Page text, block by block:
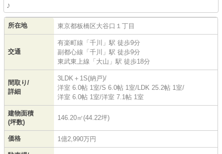
♪
所在地 東京都板橋区大谷口 １丁目
交通
有楽町線 「千川 」駅 徒歩9分
副都心線 「千川 」駅 徒歩9分
東武東上線 「大山 」駅 徒歩18分
間取り/
詳細
3LDK＋1S(納戸)/
洋室 6.0帖 1室/S 6.0帖 1室/LDK 25.2帖 1室/
洋室 6.0帖 1室/洋室 7.1帖 1室
建物面積
(坪数)
146.20㎡(44.22坪)
価格 1億2,990万円